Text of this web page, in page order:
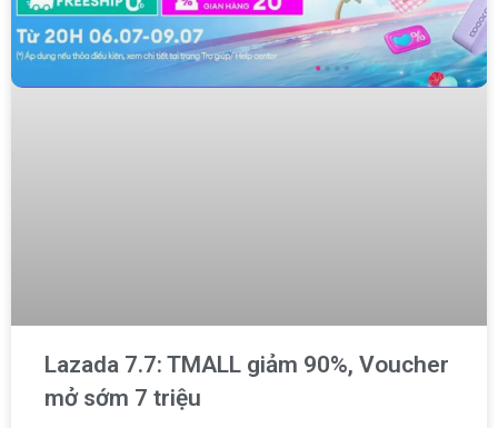
Lazada 7.7: TMALL giảm 90%, Voucher
mở sớm 7 triệu